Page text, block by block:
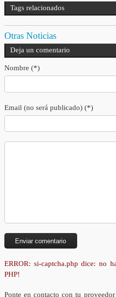
Tags relacionados
Otras Noticias
Deja un comentario
Nombre (*)
Email (no será publicado) (*)
ERROR: si-captcha.php dice: no
PHP!
Ponte en contacto con tu